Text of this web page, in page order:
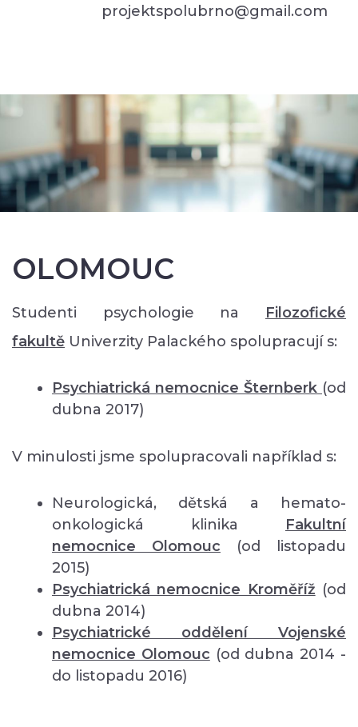
projektspolubrno@gmail.com
OLOMOUC
Studenti psychologie na Filozofické
faku ltě Univerzity Palackého spolupracují s:
Psychiatrická nemocnice Šternberk (od
dubna 2017)
V minulosti jsme spolupracovali například s:
Neurologická, dětská a hemato-
onkologická klinika Fakultní
nemocnice Olomouc (od listopadu
2015)
Psychiatrická nemocnice Kroměříž (od
dubna 2014)
Psychiatrické oddělení Vojenské
nemocnice Olomouc (od dubna 2014 -
do listopadu 2016)